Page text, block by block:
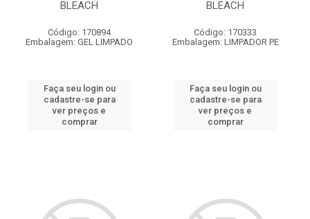
BLEACH
Código: 170894
Embalagem: GEL LIMPADO
Faça seu login ou
cadastre-se para
ver preços e
comprar
BLEACH
Código: 170333
Embalagem: LIMPADOR PE
Faça seu login ou
cadastre-se para
ver preços e
comprar